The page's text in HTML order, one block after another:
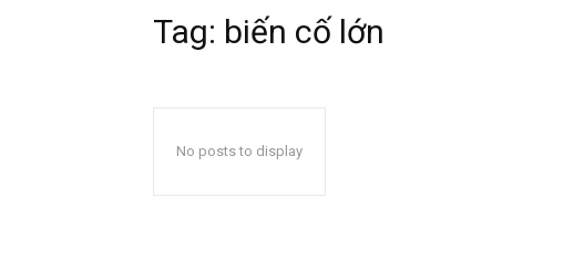
Tag: biến cố lớn
No posts to display